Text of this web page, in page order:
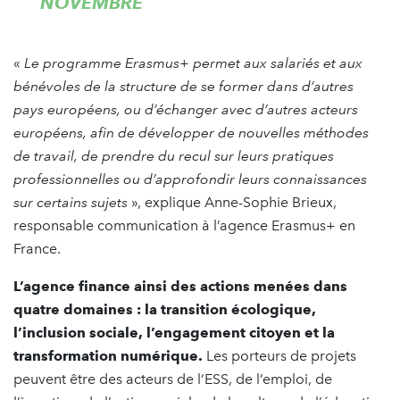
« Le programme Erasmus+ permet aux salariés et aux
bénévoles de la structure de se former dans d’autres
pays européens, ou d’échanger avec d’autres acteurs
européens, afin de développer de nouvelles méthodes
de travail, de prendre du recul sur leurs pratiques
professionnelles ou d’approfondir leurs connaissances
sur certains sujets », explique Anne-Sophie Brieux,
responsable communication à l’agence Erasmus+ en
France.
L’agence finance ainsi des actions menées dans
quatre domaines : la transition écologique,
l’inclusion sociale, l’engagement citoyen et la
transformation numérique. Les porteurs de projets
peuvent être des acteurs de l’ESS, de l’emploi, de